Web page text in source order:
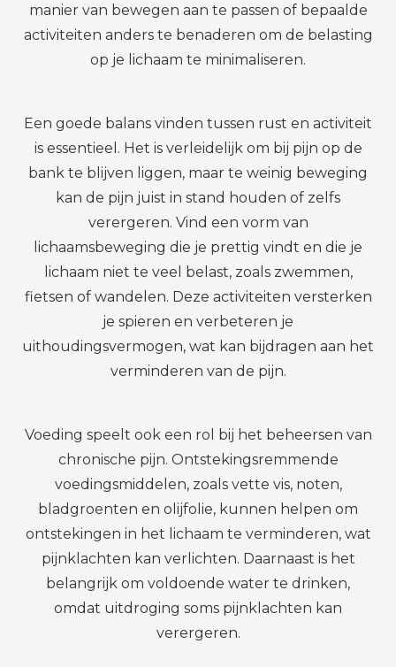
manier van bewegen aan te passen of bepaalde
activiteiten anders te benaderen om de belasting
op je lichaam te minimaliseren.
Een goede balans vinden tussen rust en activiteit
is essentieel. Het is verleidelijk om bij pijn op de
bank te blijven liggen, maar te weinig beweging
kan de pijn juist in stand houden of zelfs
verergeren. Vind een vorm van
lichaamsbeweging die je prettig vindt en die je
lichaam niet te veel belast, zoals zwemmen,
fietsen of wandelen. Deze activiteiten versterken
je spieren en verbeteren je
uithoudingsvermogen, wat kan bijdragen aan het
verminderen van de pijn.
Voeding speelt ook een rol bij het beheersen van
chronische pijn. Ontstekingsremmende
voedingsmiddelen, zoals vette vis, noten,
bladgroenten en olijfolie, kunnen helpen om
ontstekingen in het lichaam te verminderen, wat
pijnklachten kan verlichten. Daarnaast is het
belangrijk om voldoende water te drinken,
omdat uitdroging soms pijnklachten kan
verergeren.